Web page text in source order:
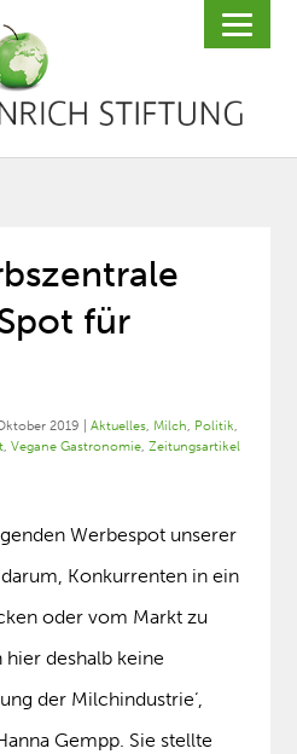
für
2019 |Aktuelles, Milch, Politik,
,Vegane Gastronomie,Zeitungsartikel
Werbespot unserer
Konkurrenten in ein
oder vom Markt zu
deshalb keine
der Milchindustrie‘,
Gempp. Sie stellte